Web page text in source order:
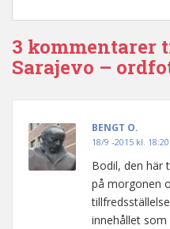
3 kommentarer
Sarajevo –
BENGT O.
18/9 -2015 kl. 18:20
Bodil, den här
på morgonen
innehållet